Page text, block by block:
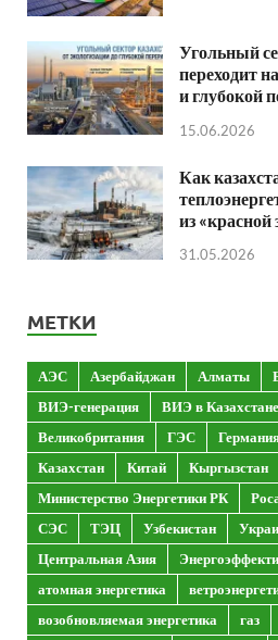
Угольный
переходит
и глубокой
15.06.2026
Как
из «красной
31.05.2026
МЕТКИ
АЭС Азербайджан Алматы
ВИЭ-генерация
ВИЭ в Казахстане
Великобритания
ГЭС
Казахстан
Китай
Кыргызстан
Министерство Энергетики РК
СЭС
ТЭЦ Узбекистан
Центральная Азия
атомная энергетика
возобновляемая энергетика
газ